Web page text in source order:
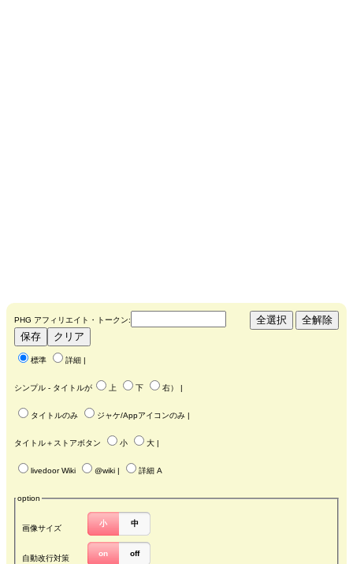
PHG アフィリエイト・トークン:
標準 詳細
シンプル - タイトルが 上 下 右） |
タイトルのみ ジャケ/Appアイコンのみ
タイトル＋ストアボタン 小 大
livedoor Wiki @wiki 詳細 A
option
画像サイズ
小 中
自動改行対策
on off